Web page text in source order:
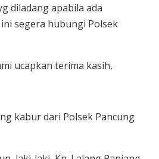
diladang apabila ada
segera hubungi Polsek
ucapkan terima kasih,
kabur dari Polsek Pancung